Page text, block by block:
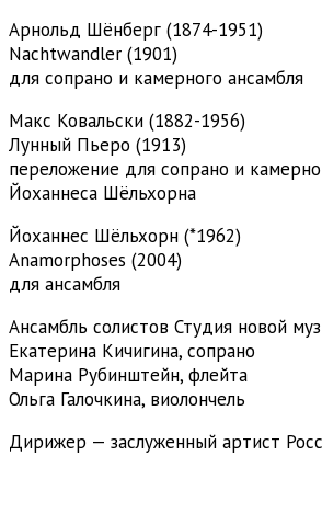
Арнольд Шёнберг (1874-1951)
Nachtwandler (1901)
для сопрано и камерного ансамбля
Макс Ковальски (1882-1956)
Лунный Пьеро (1913)
переложение для сопрано и
Йоханнеса Шёльхорна
Йоханнес Шёльхорн (*1962)
Anamorphoses (2004)
для ансамбля
Ансамбль солистов Студия новой
Екатерина Кичигина, сопрано
Марина Рубинштейн, флейта
Ольга Галочкина, виолончель
Дирижер — заслуженный артист